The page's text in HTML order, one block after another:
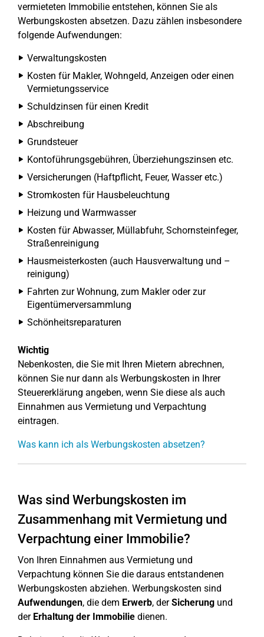
vermieteten Immobilie entstehen, können Sie als
Werbungskosten absetzen. Dazu zählen insbesondere
folgende Aufwendungen:
Verwaltungskosten
Kosten für Makler, Wohngeld, Anzeigen oder einen
Vermietungsservice
Schuldzinsen für einen Kredit
Abschreibung
Grundsteuer
Kontoführungsgebühren, Überziehungszinsen etc.
Versicherungen (Haftpflicht, Feuer, Wasser etc.)
Stromkosten für Hausbeleuchtung
Heizung und Warmwasser
Kosten für Abwasser, Müllabfuhr, Schornsteinfeger,
Straßenreinigung
Hausmeisterkosten (auch Hausverwaltung und –
reinigung)
Fahrten zur Wohnung, zum Makler oder zur
Eigentümerversammlung
Schönheitsreparaturen
Wichtig
Nebenkosten, die Sie mit Ihren Mietern abrechnen,
können Sie nur dann als Werbungskosten in Ihrer
Steuererklärung angeben, wenn Sie diese als auch
Einnahmen aus Vermietung und Verpachtung
eintragen.
Was kann ich als Werbungskosten absetzen?
Was sind Werbungskosten im
Zusammenhang mit Vermietung und
Verpachtung einer Immobilie?
Von Ihren Einnahmen aus Vermietung und
Verpachtung können Sie die daraus entstandenen
Werbungskosten abziehen. Werbungskosten sind
Aufwendungen, die dem Erwerb, derSicherung und
der Erhaltung der Immobilie dienen.